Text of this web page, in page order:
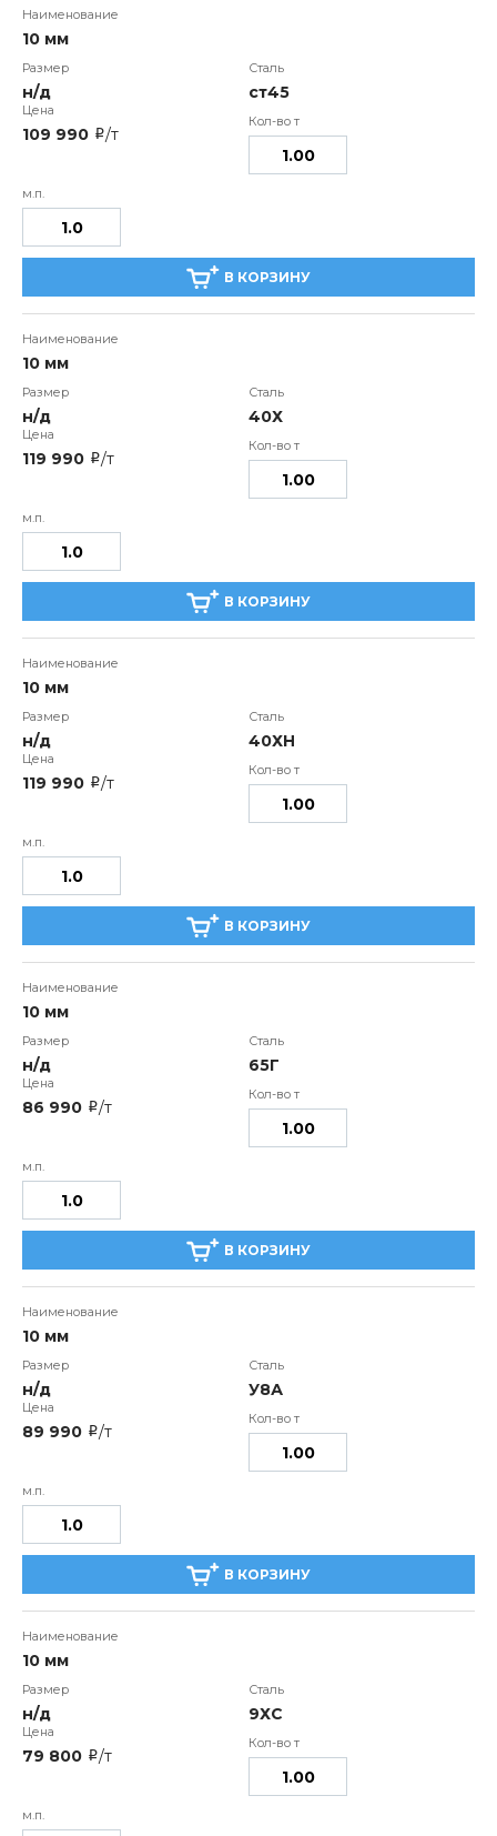
10 мм
н/д ст45
109 990 i/т
В КОРЗИНУ
10 мм
н/д 40Х
119 990 i/т
В КОРЗИНУ
10 мм
н/д 40ХН
119 990 i/т
В КОРЗИНУ
10 мм
н/д 65Г
86 990 i/т
В КОРЗИНУ
10 мм
н/д У8А
89 990 i/т
В КОРЗИНУ
10 мм
н/д 9ХС
79 800 i/т